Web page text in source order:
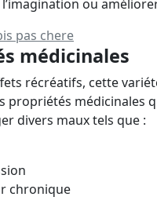
ou
pas chere
médicinales
récréatifs, cette
propriétés médicinales
divers maux tels que :
chronique